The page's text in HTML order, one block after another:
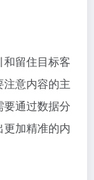
留住目标客
注意内容的主
通过数据分
加精准的内